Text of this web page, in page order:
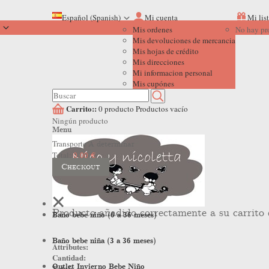
Español (Spanish)
Mi cuenta
Mis ordenes
Mis devoluciones de mercancia
Mis hojas de crédito
Mis direcciones
Mi informacion personal
Mis cupónes
Mi
No hay
Carrito:: 0producto Productosvacío
Ningún producto
TransporteA determinar
Total:
0,00 €
Checkout
Producto añadido correctamente a su carrito
Attributes:
Cantidad:
Menu
Baño bebe niño (6 a 36 meses)
Baño bebe niña (3 a 36 meses)
Outlet Invierno Bebe Niño